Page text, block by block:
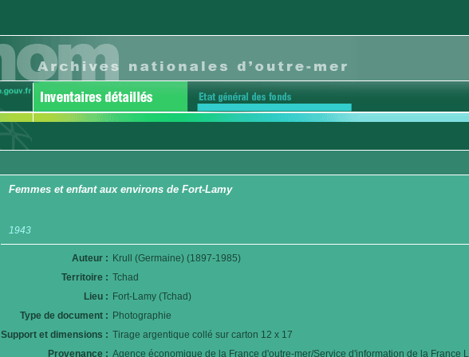
Femmes et enfant aux environs de Fort-Lamy
1943
Auteur : Krull (Germaine) (1897-1985)
Territoire : Tchad
Lieu : Fort-Lamy (Tchad)
Type de document : Photographie
Support et dimensions : Tirage argentique collé sur carton 12 x 17
Provenance : Agence économique de la France d'outre-mer/Service d'information de la France